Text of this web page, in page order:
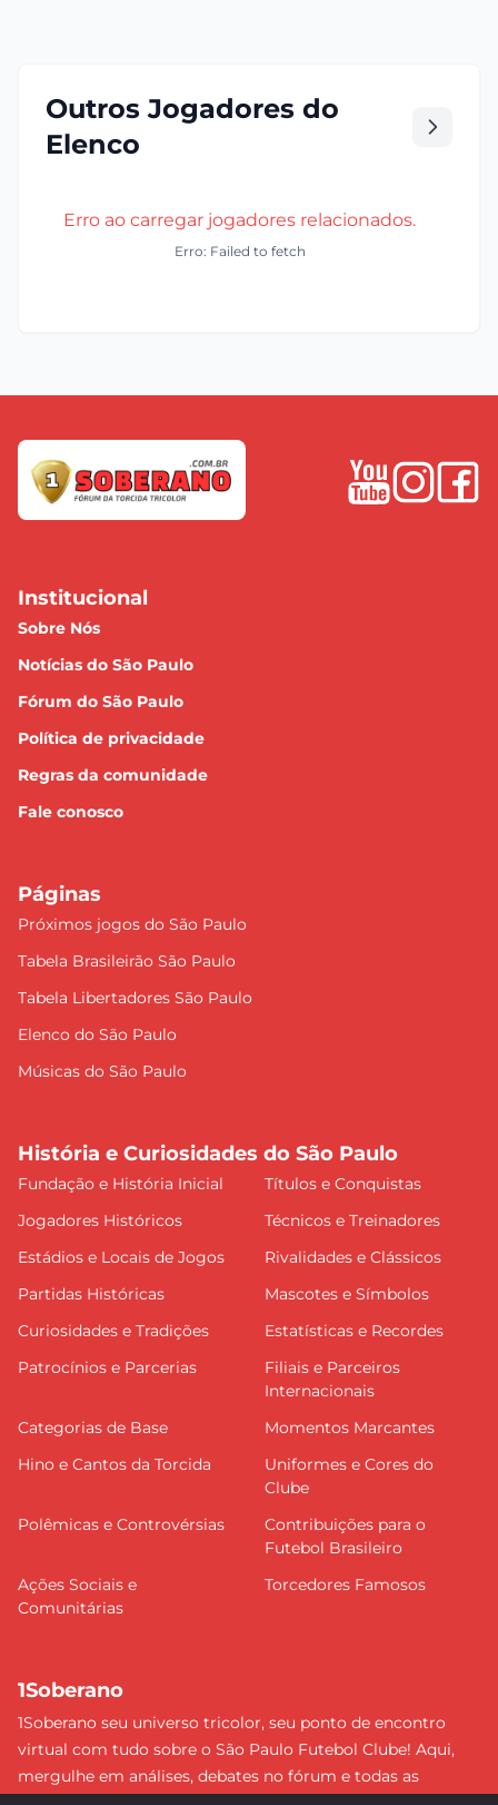
Outros Jogadores do
Elenco
Erro ao carregar jogadores relacionados.
Erro: Failed to fetch
Institucional
Sobre Nós
Notícias do São Paulo
Fórum do São Paulo
Política de privacidade
Regras da comunidade
Fale conosco
Páginas
Próximos jogos do São Paulo
Tabela Brasileirão São Paulo
Tabela Libertadores São Paulo
Elenco do São Paulo
Músicas do São Paulo
História e Curiosidades do São Paulo
Fundação e História Inicial
Títulos e Conquistas
Jogadores Históricos
Técnicos e Treinadores
Estádios e Locais de Jogos
Rivalidades e Clássicos
Partidas Históricas
Mascotes e Símbolos
Curiosidades e Tradições
Estatísticas e Recordes
Patrocínios e Parcerias
Filiais e Parceiros
Internacionais
Categorias de Base
Momentos Marcantes
Hino e Cantos da Torcida
Uniformes e Cores do
Clube
Polêmicas e Controvérsias
Contribuições para o
Futebol Brasileiro
Ações Sociais e
Comunitárias
Torcedores Famosos
1Soberano
1Soberano seu universo tricolor, seu ponto de encontro
virtual com tudo sobre o São Paulo Futebol Clube! Aqui,
mergulhe em análises, debates no fórum e todas as